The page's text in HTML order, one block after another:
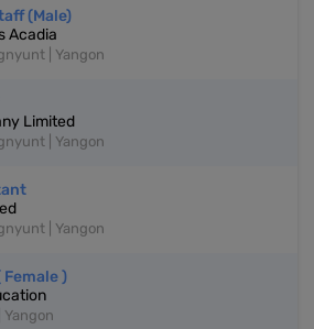
(Male)
Acadia
| Yangon
Limited
| Yangon
| Yangon
)